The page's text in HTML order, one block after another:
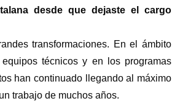
desde que dejaste el cargo
transformaciones. En el ámbito
técnicos y en los programas
han continuado llegando al máximo
trabajo de muchos años.